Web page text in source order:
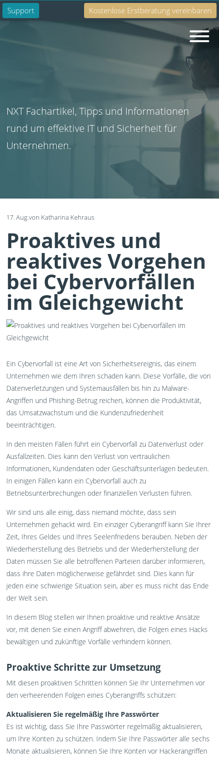
Support Kostenlose Erstberatung vereinbaren
NXT Fachartikel, Tipps und Informationen
rund um effektive IT und Sicherheit für
Unternehmen.
17. Aug.von Katharina Kehraus
Proaktives und
reaktives Vorgehen
bei Cybervorfällen
im Gleichgewicht
Ein Cybervorfall ist eine Art von Sicherheitsereignis, das einem
Unternehmen wie dem Ihren schaden kann. Diese Vorfälle, die von
Datenverletzungen und Systemausfällen bis hin zu Malware-
Angriffen und Phishing-Betrug reichen, können die Produktivität,
das Umsatzwachstum und die Kundenzufriedenheit
beeinträchtigen.
In den meisten Fällen führt ein Cybervorfall zu Datenverlust oder
Ausfallzeiten. Dies kann den Verlust von vertraulichen
Informationen, Kundendaten oder Geschäftsunterlagen bedeuten.
In einigen Fällen kann ein Cybervorfall auch zu
Betriebsunterbrechungen oder finanziellen Verlusten führen.
Wir sind uns alle einig, dass niemand möchte, dass sein
Unternehmen gehackt wird. Ein einziger Cyberangriff kann Sie Ihrer
Zeit, Ihres Geldes und Ihres Seelenfriedens berauben. Neben der
Wiederherstellung des Betriebs und der Wiederherstellung der
Daten müssen Sie alle betroffenen Parteien darüber informieren,
dass ihre Daten möglicherweise gefährdet sind. Dies kann für
jeden eine schwierige Situation sein, aber es muss nicht das Ende
der Welt sein.
In diesem Blog stellen wir Ihnen proaktive und reaktive Ansätze
vor, mit denen Sie einen Angriff abwehren, die Folgen eines Hacks
bewältigen und zukünftige Vorfälle verhindern können.
Proaktive Schritte zur Umsetzung
Mit diesen proaktiven Schritten können Sie Ihr Unternehmen vor
den verheerenden Folgen eines Cyberangriffs schützen:
Aktualisieren Sie regelmäßig Ihre Passwörter
Es ist wichtig, dass Sie Ihre Passwörter regelmäßig aktualisieren,
um Ihre Konten zu schützen. Indem Sie Ihre Passwörter alle sechs
Monate aktualisieren, können Sie Ihre Konten vor Hackerangriffen